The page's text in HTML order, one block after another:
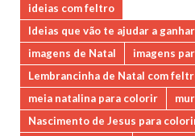
ideias com feltro
Ideias que vão te ajudar a
imagens de Natal
imagens
Lembrancinha de Natal com
meia natalina para colorir
Nascimento de Jesus para